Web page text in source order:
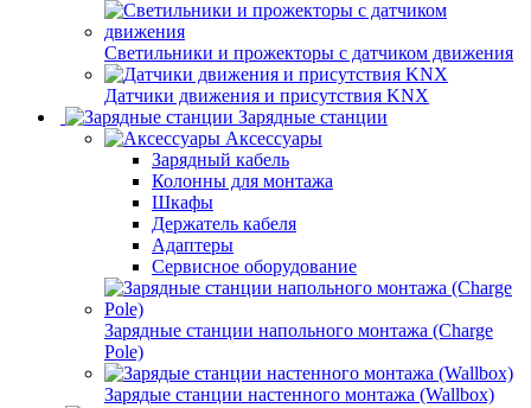
Светильники и прожекторы с датчиком движения
Датчики движения и присутствия KNX
Зарядные станции
Аксессуары
Зарядный кабель
Колонны для монтажа
Шкафы
Держатель кабеля
Адаптеры
Сервисное оборудование
Зарядные станции напольного монтажа (Charge
Pole)
Зарядые станции настенного монтажа (Wallbox)